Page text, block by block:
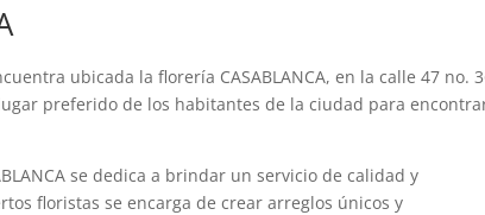
ubicada la florería CASABLANCA, en la calle 47 no.
preferido de los habitantes de la ciudad para
se dedica a brindar un servicio de calidad y
floristas se encarga de crear arreglos únicos y